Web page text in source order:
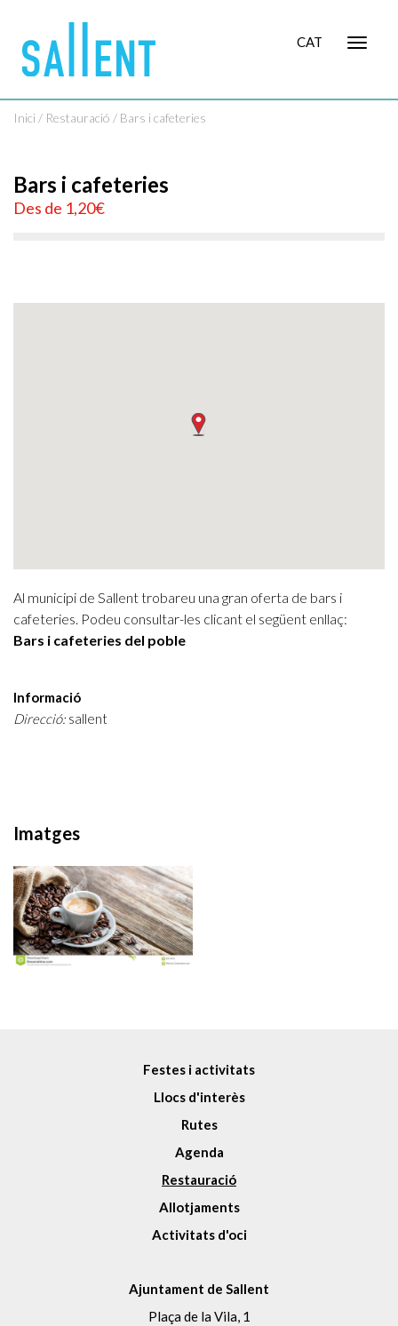
Toggle
CAT
Inici / Restauració / Bars i cafeteries
Bars i cafeteries
Des de 1,20€
Al municipi de Sallent trobareu una gran oferta de bars i
cafeteries. Podeu consultar-les clicant el següent enllaç:
Bars i cafeteries del poble
Informació
Direcció: sallent
Imatges
Festes i activitats
Llocs d'interès
Rutes
Agenda
Restauració
Allotjaments
Activitats d'oci
Ajuntament de Sallent
Plaça de la Vila, 1